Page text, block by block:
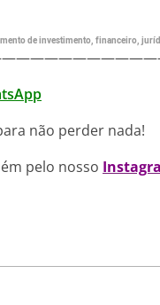
de investimento, financeiro,
não perder nada!
pelo nosso